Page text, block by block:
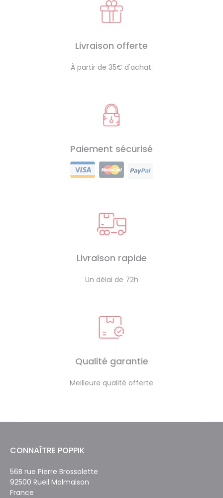
Livraison offerte
À partir de 35€ d'achat.
Paiement sécurisé
Livraison rapide
Un délai de 72h
Qualité garantie
Meilleure qualité offerte
CONNAÎTRE POPPIK
56B rue Pierre Brossolette
92500 Rueil Malmaison
France